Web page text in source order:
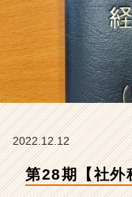
|
2022.12.12
第28期【社